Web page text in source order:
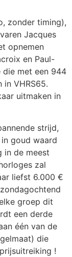
zonder timing),
Jacques
opnemen
en Paul-
die met een 944
in VHRS65.
uitmaken in
strijd,
goud waard
in de meest
zal
liefst 6.000 €
groep dit
een derde
één van de
die
!